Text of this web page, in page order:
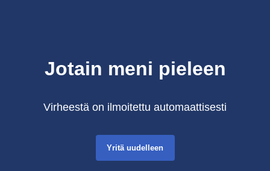
Jotain meni pieleen
Virheestä on ilmoitettu automaattisesti
Yritä uudelleen